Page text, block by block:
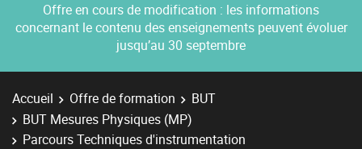
Offre en cours de modification : les informations
concernant le contenu des enseignements peuvent évoluer
jusqu’au 30 septembre
Accueil Offre de formation
BUT
BUT Mesures Physiques (MP)
Parcours Techniques d'instrumentation